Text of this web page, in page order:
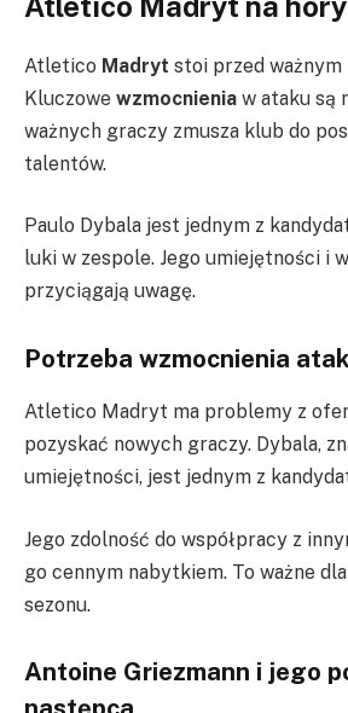
Atletico Madryt stoi przed ważnym
Kluczowe wzmocnienia w ataku są
ważnych graczy zmusza klub do
talentów.
Paulo Dybala jest jednym z
luki w zespole. Jego umiejętności i
przyciągają uwagę.
Potrzeba wzmocnienia
Atletico Madryt ma problemy z
pozyskać nowych graczy. Dybala,
umiejętności, jest jednym z
Jego zdolność do współpracy z
go cennym nabytkiem. To ważne
sezonu.
Antoine Griezmann i jego